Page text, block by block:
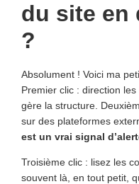
du site en
?
Absolument ! Voici ma
Premier clic : direction
gère la structure.
sur des plateformes
est un vrai signal
Troisième clic : lisez les
souvent là, en tout petit,